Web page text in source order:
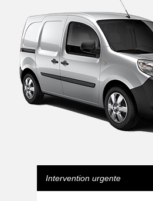
Intervention urgente